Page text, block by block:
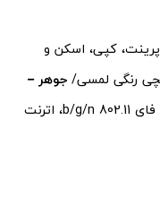
پرینت، کپی، اسکن و
جوهر –
وای فای 802.11 b/g/n، اترنت